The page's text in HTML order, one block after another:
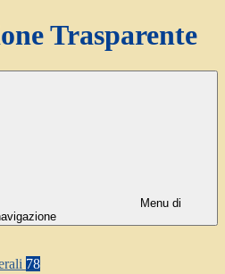
Trasparente
Menu di
78